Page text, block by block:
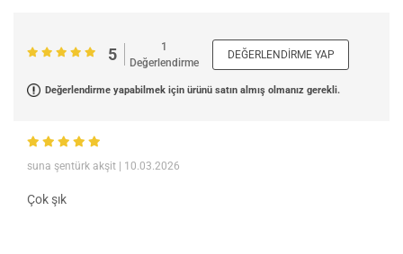
5
1
Değerlendirme
DEĞERLENDIRME YAP
Değerlendirme yapabilmek için ürünü satın almış olmanız gerekli.
suna şentürk akşit | 10.03.2026
Çok şık